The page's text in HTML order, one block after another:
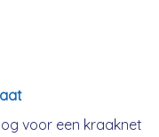
voor een kraaknet